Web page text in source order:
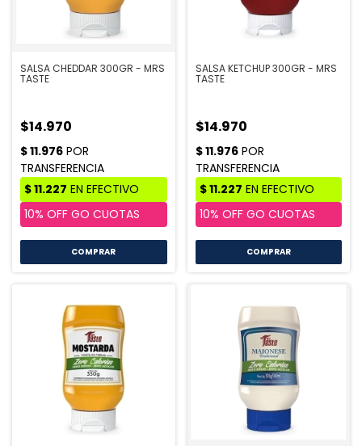
SALSA CHEDDAR 300GR - MRS
TASTE
$14.970
COMPRAR
SALSA KETCHUP 300GR - MRS
TASTE
$14.970
COMPRAR